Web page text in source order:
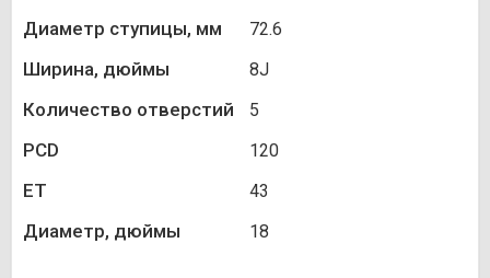
Диаметр ступицы, мм 72.6
Ширина, дюймы 8J
Количество отверстий 5
PCD 120
ET 43
Диаметр, дюймы 18